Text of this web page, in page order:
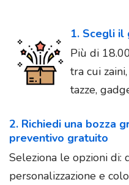
1. Scegli il
Più di
tra cui
tazze,
2. Richiedi una bozza
preventivo gratuito
Seleziona le opzioni di:
personalizzazione e